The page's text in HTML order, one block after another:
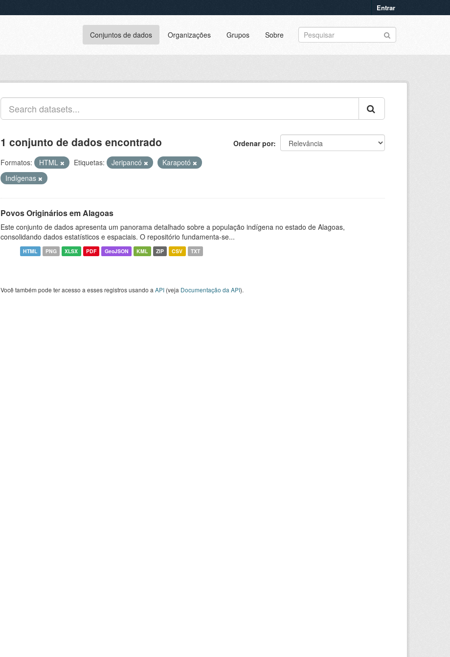
Entrar
Conjuntos de dados Organizações Grupos Sobre
Ordenar por
1 conjunto de dados encontrado
Formatos: HTML Etiquetas: Jeripancó
Karapotó
Indígenas
Povos Originários em Alagoas
Este conjunto de dados apresenta um panorama detalhado sobre a população indígena no estado de Alagoas,
consolidando dados estatísticos e espaciais. O repositório fundamenta-se...
HTML PNG XLSX PDF GeoJSON KML ZIP CSV TXT
Você também pode ter acesso a esses registros usando a API (veja Documentação da API).